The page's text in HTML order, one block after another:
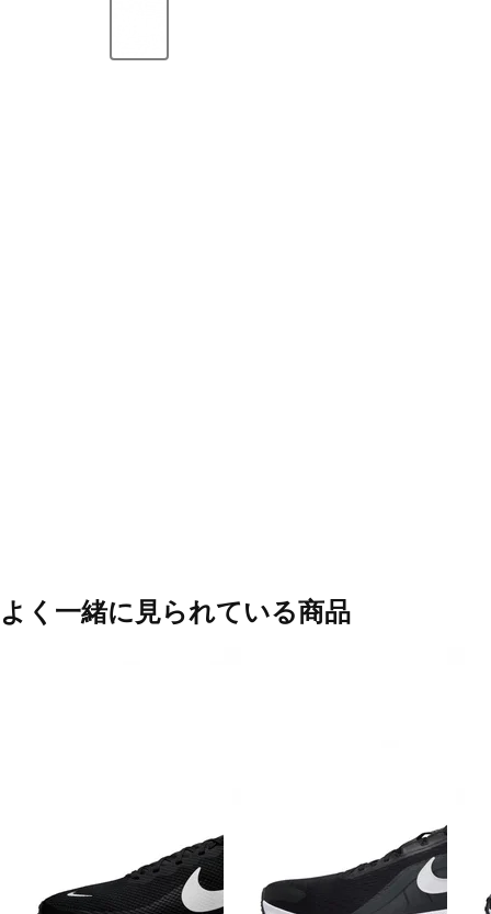
よく一緒に見られている商品